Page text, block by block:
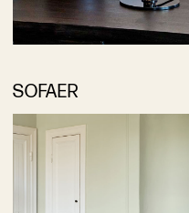
SOFAER